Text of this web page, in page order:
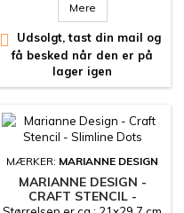
Mere

Udsolgt, tast din mail og
få besked når den er på
lager igen
MÆRKER: MARIANNE DESIGN
MARIANNE DESIGN -
CRAFT STENCIL -